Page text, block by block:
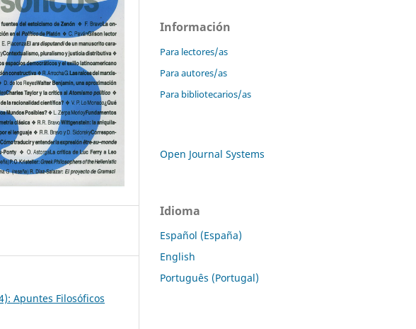
Apuntes Filosóficos
Información
Para lectores/as
Para autores/as
Para bibliotecarios/as
Open Journal Systems
Idioma
Español (España)
English
Português (Portugal)